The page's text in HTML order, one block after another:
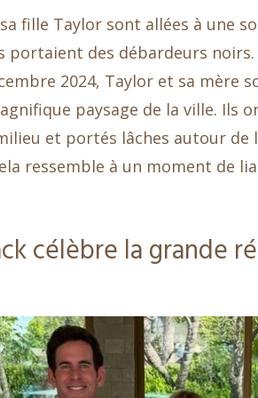
fille Taylor sont allées à une
portaient des débardeurs
2024, Taylor et sa mère
paysage de la ville. Ils
et portés lâches autour de
ressemble à un moment de
célèbre la grande